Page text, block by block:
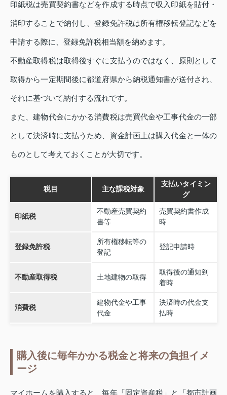
印紙税は売買契約書などを作成する時点で収入印紙を貼付・
消印することで納付し、登録免許税は所有権移転登記などを
申請する際に、登録免許税相当額を納めます。
不動産取得税は取得後すぐに支払うのではなく、原則として
取得から一定期間後に都道府県から納税通知書が送付され、
それに基づいて納付する流れです。
また、建物代金にかかる消費税は売買代金や工事代金の一部
として決済時に支払うため、資金計画上は購入代金と一体の
ものとして考えておくことが大切です。
税目 主な課税対象
支払いタイミン
グ
印紙税
不動産売買契約
書等
売買契約書作成
時
登録免許税
所有権移転等の
登記
登記申請時
不動産取得税 土地建物の取得
取得後の通知到
着時
消費税
建物代金や工事
代金
決済時の代金支
払時
購入後に毎年かかる税金と将来の負担イメ
ージ
マイホームを購入すると、毎年「固定資産税」と「都市計画